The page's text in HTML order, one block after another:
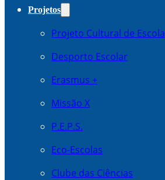
Projetos
Projeto Cultural de Escola
Desporto Escolar
Erasmus +
Missão X
P.E.P.S.
Eco-Escolas
Clube das Ciências